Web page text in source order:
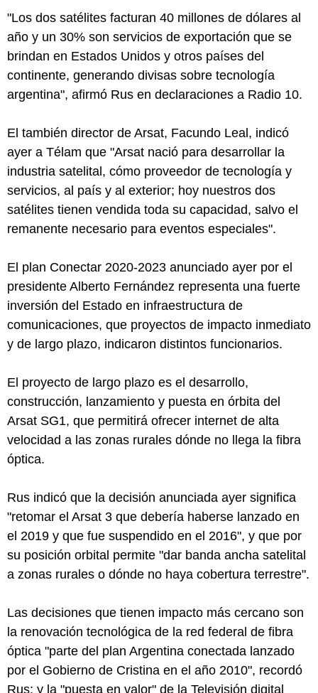
"Los dos satélites facturan 40 millones de dólares al
año y un 30% son servicios de exportación que se
brindan en Estados Unidos y otros países del
continente, generando divisas sobre tecnología
argentina", afirmó Rus en declaraciones a Radio 10.
El también director de Arsat, Facundo Leal, indicó
ayer a Télam que "Arsat nació para desarrollar la
industria satelital, cómo proveedor de tecnología y
servicios, al país y al exterior; hoy nuestros dos
satélites tienen vendida toda su capacidad, salvo el
remanente necesario para eventos especiales".
El plan Conectar 2020-2023 anunciado ayer por el
presidente Alberto Fernández representa una fuerte
inversión del Estado en infraestructura de
comunicaciones, que proyectos de impacto inmediato
y de largo plazo, indicaron distintos funcionarios.
El proyecto de largo plazo es el desarrollo,
construcción, lanzamiento y puesta en órbita del
Arsat SG1, que permitirá ofrecer internet de alta
velocidad a las zonas rurales dónde no llega la fibra
óptica.
Rus indicó que la decisión anunciada ayer significa
"retomar el Arsat 3 que debería haberse lanzado en
el 2019 y que fue suspendido en el 2016", y que por
su posición orbital permite "dar banda ancha satelital
a zonas rurales o dónde no haya cobertura terrestre".
Las decisiones que tienen impacto más cercano son
la renovación tecnológica de la red federal de fibra
óptica "parte del plan Argentina conectada lanzado
por el Gobierno de Cristina en el año 2010", recordó
Rus; y la "puesta en valor" de la Televisión digital